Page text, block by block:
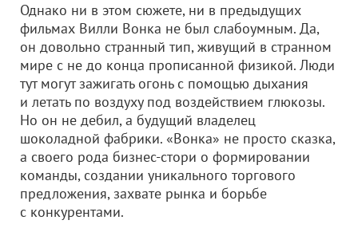
Однако ни в этом сюжете, ни в предыдущих
фильмах Вилли Вонка не был слабоумным. Да,
он довольно странный тип, живущий в странном
мире с не до конца прописанной физикой. Люди
тут могут зажигать огонь с помощью дыхания
и летать по воздуху под воздействием глюкозы.
Но он не дебил, а будущий владелец
шоколадной фабрики. «Вонка» не просто сказка,
а своего рода бизнес-стори о формировании
команды, создании уникального торгового
предложения, захвате рынка и борьбе
с конкурентами.